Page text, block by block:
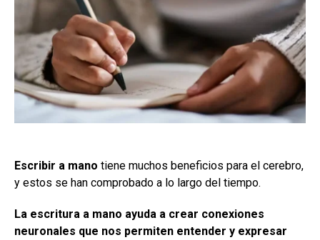
Escribir a mano tiene muchos beneficios para el cerebro,
y estos se han comprobado a lo largo del tiempo.
La escritura a mano ayuda a crear conexiones
neuronales que nos permiten entender y expresar